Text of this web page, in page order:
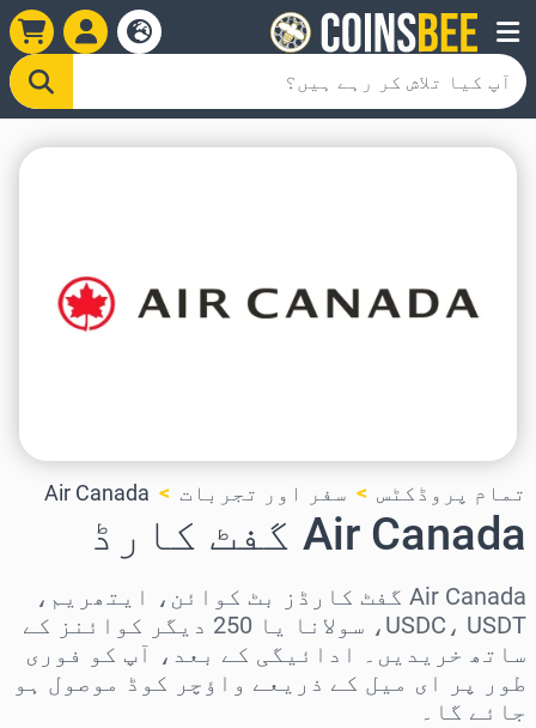
تمام پروڈکٹس سفر اور تجربات Air Canada
Air Canada گفٹ کارڈ
Air Canada گفٹ کارڈز بٹ کوائن، ایتھریم،
USDC، USDT، سولانا یا 250 دیگر کوائنز کے
ساتھ خریدیں۔ ادائیگی کے بعد، آپ کو فوری
طور پر ای میل کے ذریعے واؤچر کوڈ موصول ہو
جائے گا۔